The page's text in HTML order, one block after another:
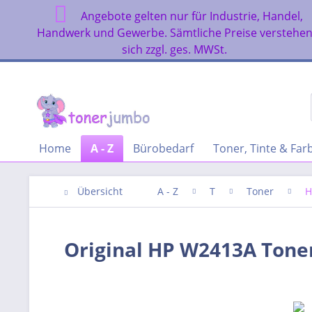
Angebote gelten nur für Industrie, Handel,
Handwerk und Gewerbe. Sämtliche Preise verstehen
sich zzgl. ges. MWSt.
Home A - Z Bürobedarf Toner, Tinte &
Übersicht A - Z T Toner
Original HP W2413A